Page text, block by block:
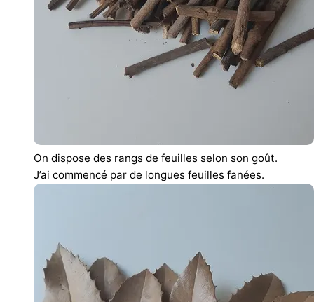
On dispose des rangs de feuilles selon son goût.
J’ai commencé par de longues feuilles fanées.